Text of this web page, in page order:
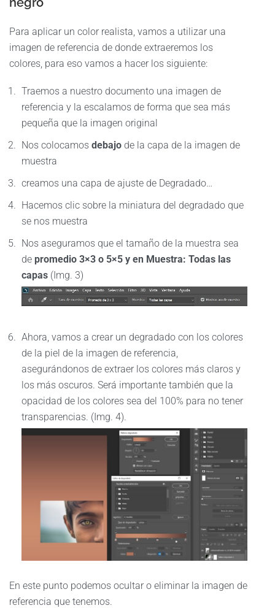
Para aplicar un color realista, vamos a utilizar una
imagen de referencia de donde extraeremos los
colores, para eso vamos a hacer los siguiente:
Traemos a nuestro documento una imagen de
referencia y la escalamos de forma que sea más
pequeña que la imagen original
Nos colocamos debajo de la capa de la imagen de
muestra
creamos una capa de ajuste de Degradado…
Hacemos clic sobre la miniatura del degradado que
se nos muestra
Nos aseguramos que el tamaño de la muestra sea
de promedio 3×3 o 5×5 y en Muestra: Todas las
capas (Img. 3)
Ahora, vamos a crear un degradado con los colores
de la piel de la imagen de referencia,
asegurándonos de extraer los colores más claros y
los más oscuros. Será importante también que la
opacidad de los colores sea del 100% para no tener
transparencias. (Img. 4).
En este punto podemos ocultar o eliminar la imagen de
referencia que tenemos.